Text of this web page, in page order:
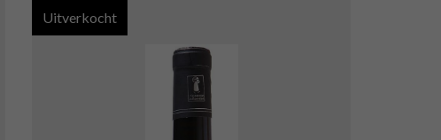
Uitverkocht